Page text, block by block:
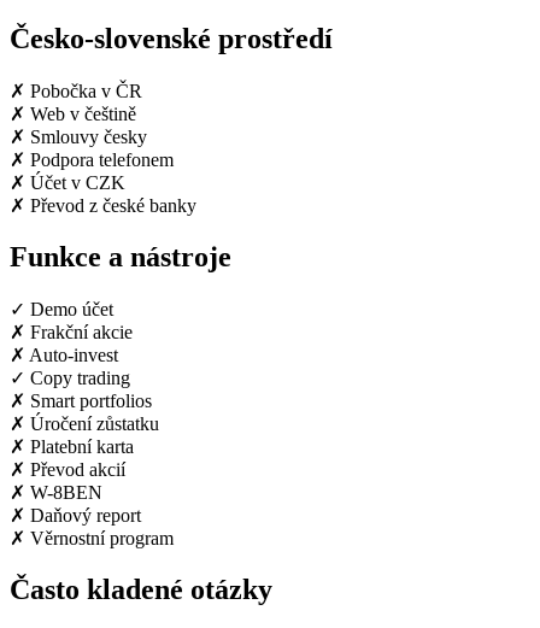
Česko-slovenské prostředí
✗ Pobočka v ČR
✗ Web v češtině
✗ Smlouvy česky
✗ Podpora telefonem
✗ Účet v CZK
✗ Převod z české banky
Funkce a nástroje
✓ Demo účet
✗ Frakční akcie
✗ Auto-invest
✓ Copy trading
✗ Smart portfolios
✗ Úročení zůstatku
✗ Platební karta
✗ Převod akcií
✗ W-8BEN
✗ Daňový report
✗ Věrnostní program
Často kladené otázky